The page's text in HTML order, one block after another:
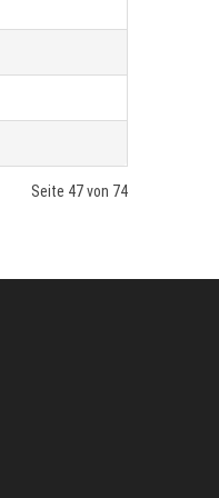
Seite 47 von 74